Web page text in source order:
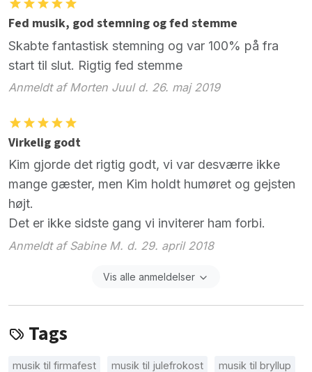
Fed musik, god stemning og fed stemme
Skabte fantastisk stemning og var 100% på fra
start til slut. Rigtig fed stemme
Anmeldt af Morten Juul d. 26. maj 2019
Virkelig godt
Kim gjorde det rigtig godt, vi var desværre ikke
mange gæster, men Kim holdt humøret og gejsten
højt.
Det er ikke sidste gang vi inviterer ham forbi.
Anmeldt af Sabine M. d. 29. april 2018
Vis alle anmeldelser
Tags
musik til firmafest musik til julefrokost musik til bryllup